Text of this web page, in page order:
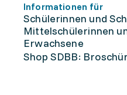
Informationen für
Schülerinnen und
Mittelschülerinnen
Erwachsene
Shop SDBB: